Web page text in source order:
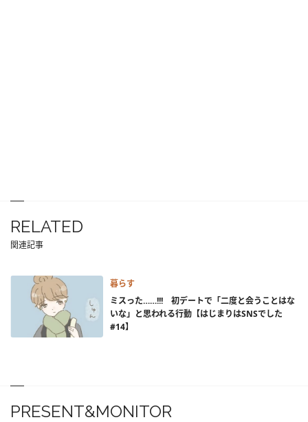
RELATED
関連記事
暮らす
ミスった……!!! 初デートで「二度と会うことはな
いな」と思われる行動【はじまりはSNSでした
#14】
PRESENT&MONITOR